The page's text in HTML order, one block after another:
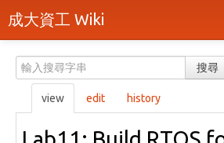
成大資工 Wiki
分類
隨機頁面
搜尋
view edit history